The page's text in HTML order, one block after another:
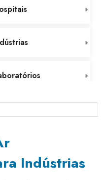
Indústrias